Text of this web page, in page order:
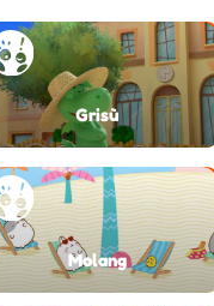
Grisù
Molang